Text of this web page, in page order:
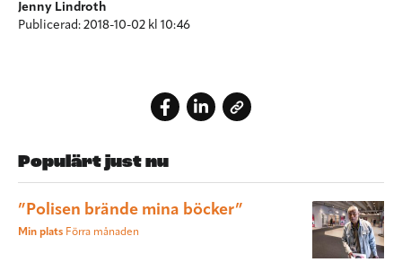
Jenny Lindroth
Publicerad: 2018-10-02 kl 10:46
Populärt just nu
”Polisen brände mina böcker”
Min plats Förra månaden